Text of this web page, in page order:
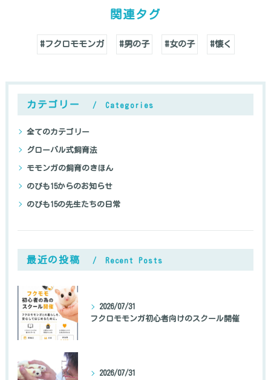
関連タグ
#フクロモモンガ #男の子 #女の子 #懐く
カテゴリー Categories
全てのカテゴリー
グローバル式飼育法
モモンガの飼育のきほん
のびも15からのお知らせ
のびも15の先生たちの日常
最近の投稿 Recent Posts
2026/07/31
フクロモモンガ初心者向けのスクール開催
2026/07/31